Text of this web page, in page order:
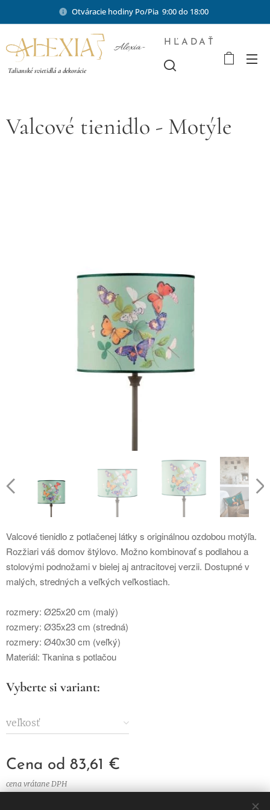
Otváracie hodiny Po/Pia 9:00 do 18:00
Alexia-
Talianské svietidlá a dekorácie
HĽADAŤ
Valcové tienidlo - Motýle
Valcové tienidlo z potlačenej látky s originálnou ozdobou motýľa.
Rozžiari váš domov štýlovo. Možno kombinovať s podlahou a
stolovými podnožami v bielej aj antracitovej verzii. Dostupné v
malých, stredných a veľkých veľkostiach.
rozmery: Ø25x20 cm (malý)
rozmery: Ø35x23 cm (stredná)
rozmery: Ø40x30 cm (veľký)
Materiál: Tkanina s potlačou
Vyberte si variant:
veľkosť
Cena od 83,61 €
cena vrátane DPH